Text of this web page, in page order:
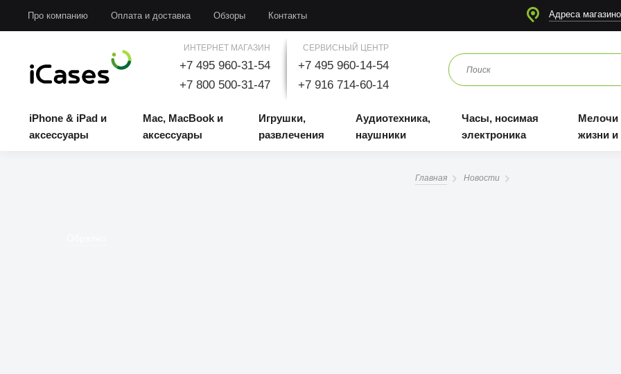
Про компанию Оплата и доставка Обзоры Контакты Адреса
ИНТЕРНЕТ МАГАЗИН
+7 495 960-31-54
+7 800 500-31-47
СЕРВИСНЫЙ ЦЕНТР
+7 495 960-14-54
+7 916 714-60-14
iPhone & iPad и
аксессуары
Mac, MacBook и
аксессуары
Игрушки,
развлечения
Аудиотехника,
наушники
Часы, носимая
электроника
Мелочи
жизни
Главная Новости